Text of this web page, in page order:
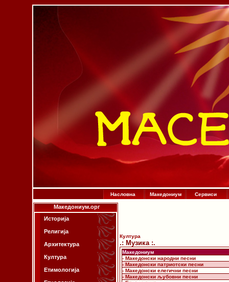
Насловна Македониум Сервиси
Македониум.орг
Историја
Религија
Архитектура
Култура
Етимологија
Култура
.: Музика :.
Македониум
- Македонски народни песни
- Македонски патриотски песни
- Македонски елегични песни
- Македонски љубовни песни